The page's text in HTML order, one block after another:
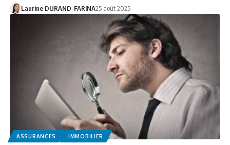
Laurine DURAND-FARINA25 août 2025
ASSURANCES IMMOBILIER